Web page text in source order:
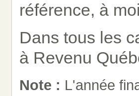
référence, à
Dans tous les
à Revenu
Note : L'année